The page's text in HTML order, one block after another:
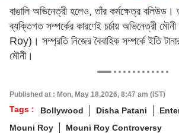
বাঙালি অভিনেত্রী হলেও, তাঁর কর্মক্ষেত্র বলিউড।
ব্যক্তিগত সম্পর্কের কারণেই চর্চায় অভিনেত্রী
Roy)। সম্প্রতি নিজের বৈবাহিক সম্পর্কে ইতি
মৌনী।
Published at : Mon, May 18,2026, 8:47 am (IST)
Tags : Bollywood Disha Patani
Mouni Roy
Mouni Roy Controversy